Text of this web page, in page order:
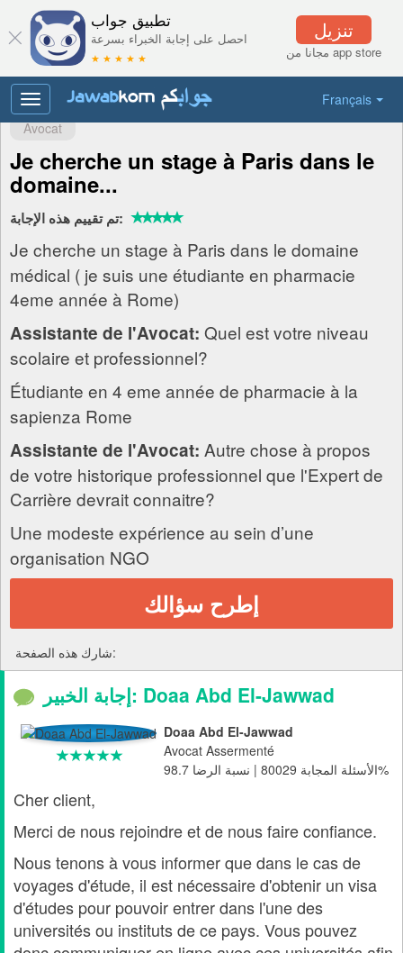
تنزيل
مجانا من app store
تطبيق جواب
احصل على إجابة الخبراء بسرعة
★ ★ ★ ★ ★
Français
Toggle
navigation
Avocat
Je cherche un stage à Paris dans le
domaine...
تم تقييم هذه الإجابة:
Je cherche un stage à Paris dans le domaine
médical ( je suis une étudiante en pharmacie
4eme année à Rome)
Assistante de l'Avocat: Quel est votre niveau
scolaire et professionnel?
Étudiante en 4 eme année de pharmacie à la
sapienza Rome
Assistante de l'Avocat: Autre chose à propos
de votre historique professionnel que l'Expert de
Carrière devrait connaitre?
Une modeste expérience au sein d’une
organisation NGO
إطرح سؤالك
شارك هذه الصفحة:
إجابة الخبير: Doaa Abd El-Jawwad
Doaa Abd El-Jawwad
Avocat Assermenté
الأسئلة المجابة 80029 | نسبة الرضا 98.7%
Cher client,
Merci de nous rejoindre et de nous faire confiance.
Nous tenons à vous informer que dans le cas de
voyages d'étude, il est nécessaire d'obtenir un visa
d'études pour pouvoir entrer dans l'une des
universités ou instituts de ce pays. Vous pouvez